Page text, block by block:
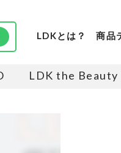
LDKとは？ 商品
LDK the Beauty